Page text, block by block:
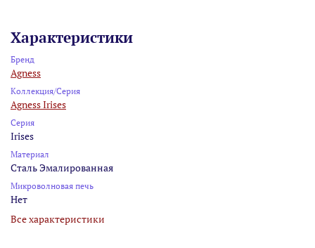
Характеристики
Бренд
Agness
Коллекция/Серия
Agness Irises
Серия
Irises
Материал
Сталь Эмалированная
Микроволновая печь
Нет
Все характеристики